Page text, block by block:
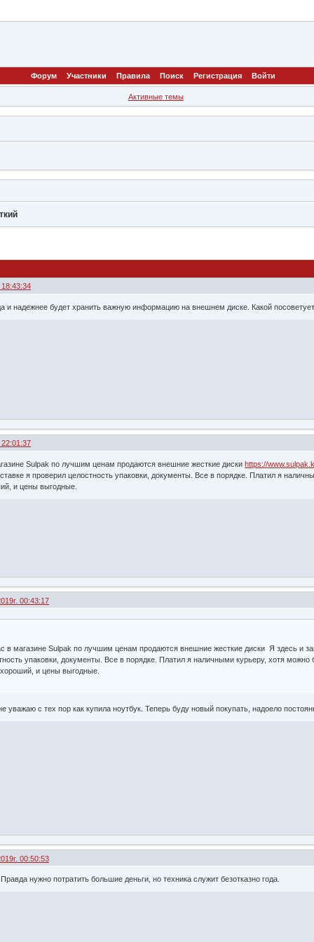
Форум Участники Правила Поиск Регистрация Войти
Активные темы
и надежнее будет хранить важную информацию на внешнем диске. Какой
Sulpak по лучшим ценам продаются внешние жесткие дискиhttps://
я проверил целостность упаковки, документы. Все в порядке. Платил я
и цены выгодные.
00:43:17
в магазине Sulpak по лучшим ценам продаются внешние жесткие диски Я здесь и
упаковки, документы. Все в порядке. Платил я наличными курьеру, хотя можно
и цены выгодные.
уважаю с тех пор как купила ноутбук. Теперь буду новый покупать, надоело
00:50:53
нужно потратить большие деньги, но техника служит безотказно года.